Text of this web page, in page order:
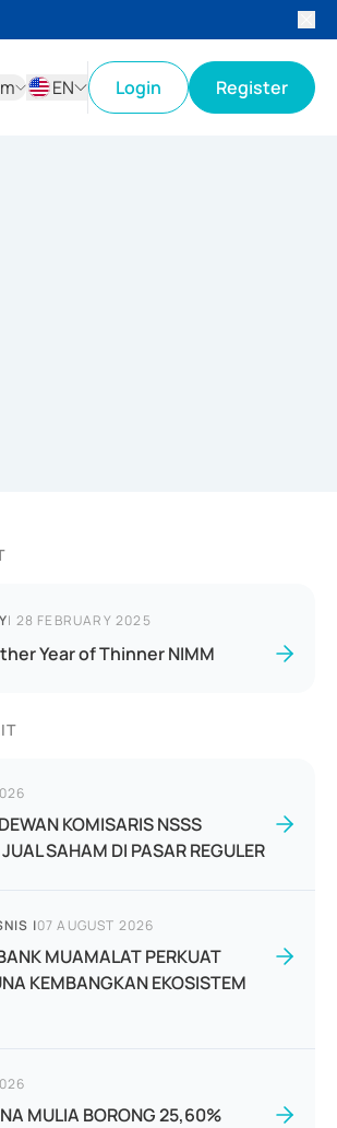
EN
Login Register
| 28 FEBRUARY 2025
Year of Thinner NIMM
KOMISARIS NSSS
SAHAM DI PASAR REGULER
|07 AUGUST 2026
MUAMALAT PERKUAT
KEMBANGKAN EKOSISTEM
MULIA BORONG 25,60%